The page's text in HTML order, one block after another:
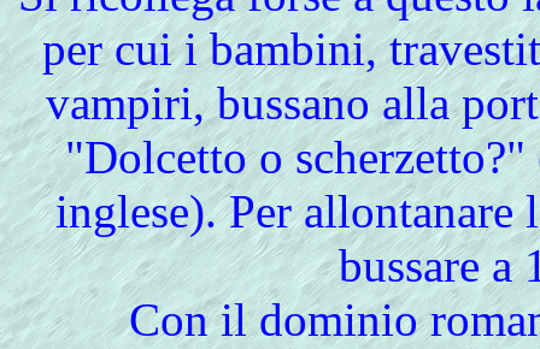
per cui i bambini,
vampiri, bussano alla
"Dolcetto o
inglese). Per allontanare
bussare a
Con il dominio